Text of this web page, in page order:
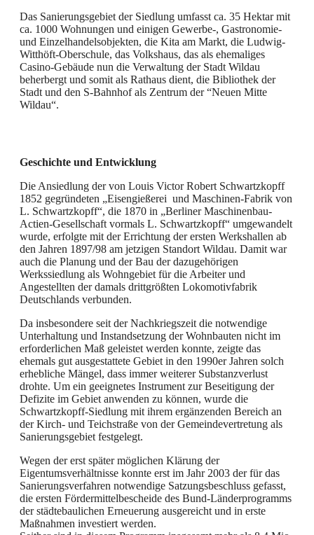
Das Sanierungsgebiet der Siedlung umfasst ca. 35 Hektar mit
ca. 1000 Wohnungen und einigen Gewerbe-, Gastronomie-
und Einzelhandelsobjekten, die Kita am Markt, die Ludwig-
Witthöft-Oberschule, das Volkshaus, das als ehemaliges
Casino-Gebäude nun die Verwaltung der Stadt Wildau
beherbergt und somit als Rathaus dient, die Bibliothek der
Stadt und den S-Bahnhof als Zentrum der “Neuen Mitte
Wildau“.
Geschichte und Entwicklung
Die Ansiedlung der von Louis Victor Robert Schwartzkopff
1852 gegründeten „Eisengießerei und Maschinen-Fabrik von
L. Schwartzkopff“, die 1870 in „Berliner Maschinenbau-
Actien-Gesellschaft vormals L. Schwartzkopff“ umgewandelt
wurde, erfolgte mit der Errichtung der ersten Werkshallen ab
den Jahren 1897/98 am jetzigen Standort Wildau. Damit war
auch die Planung und der Bau der dazugehörigen
Werkssiedlung als Wohngebiet für die Arbeiter und
Angestellten der damals drittgrößten Lokomotivfabrik
Deutschlands verbunden.
Da insbesondere seit der Nachkriegszeit die notwendige
Unterhaltung und Instandsetzung der Wohnbauten nicht im
erforderlichen Maß geleistet werden konnte, zeigte das
ehemals gut ausgestattete Gebiet in den 1990er Jahren solch
erhebliche Mängel, dass immer weiterer Substanzverlust
drohte. Um ein geeignetes Instrument zur Beseitigung der
Defizite im Gebiet anwenden zu können, wurde die
Schwartzkopff-Siedlung mit ihrem ergänzenden Bereich an
der Kirch- und Teichstraße von der Gemeindevertretung als
Sanierungsgebiet festgelegt.
Wegen der erst später möglichen Klärung der
Eigentumsverhältnisse konnte erst im Jahr 2003 der für das
Sanierungsverfahren notwendige Satzungsbeschluss gefasst,
die ersten Fördermittelbescheide des Bund-Länderprogramms
der städtebaulichen Erneuerung ausgereicht und in erste
Maßnahmen investiert werden.